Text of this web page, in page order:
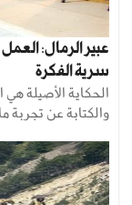
عبير الرمال: العمل
سرية الفكرة
الحكاية الأصيلة هي
والكتابة عن تجربة